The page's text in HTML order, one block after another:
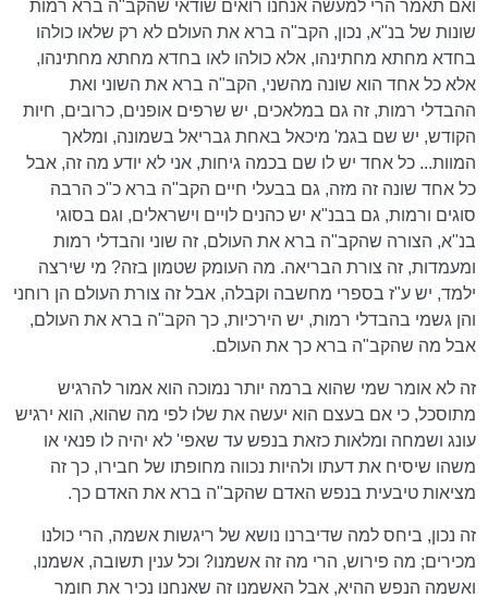
ואם תאמר הרי למעשה אנחנו רואים שודאי שהקב"ה ברא רמות
שונות של בנ"א, נכון, הקב"ה ברא את העולם לא רק שלאו כולהו
בחדא מחתא מחתינהו, אלא כולהו לאו בחדא מחתא מחתינהו,
אלא כל אחד הוא שונה מהשני, הקב"ה ברא את השוני ואת
ההבדלי רמות, זה גם במלאכים, יש שרפים אופנים, כרובים, חיות
הקודש, יש שם בגמ' מיכאל באחת גבריאל בשמונה, ומלאך
המוות... כל אחד יש לו שם בכמה גיחות, אני לא יודע מה זה, אבל
כל אחד שונה זה מזה, גם בבעלי חיים הקב"ה ברא כ"כ הרבה
סוגים ורמות, גם בבנ"א יש כהנים לויים וישראלים, וגם בסוגי
בנ"א, הצורה שהקב"ה ברא את העולם, זה שוני והבדלי רמות
ומעמדות, זה צורת הבריאה. מה העומק שטמון בזה? מי שירצה
ילמד, יש ע"ז בספרי מחשבה וקבלה, אבל זה צורת העולם הן רוחני
והן גשמי בהבדלי רמות, יש הירכיות, כך הקב"ה ברא את העולם,
אבל מה שהקב"ה ברא כך את העולם.
זה לא אומר שמי שהוא ברמה יותר נמוכה הוא אמור להרגיש
מתוסכל, כי אם בעצם הוא יעשה את שלו לפי מה שהוא, הוא ירגיש
עונג ושמחה ומלאות כזאת בנפש עד שאפי' לא יהיה לו פנאי או
משהו שיסיח את דעתו ולהיות נכווה מחופתו של חבירו, כך זה
מציאות טיבעית בנפש האדם שהקב"ה ברא את האדם כך.
זה נכון, ביחס למה שדיברנו נושא של ריגשות אשמה, הרי כולנו
מכירים; מה פירוש, הרי מה זה אשמנו? וכל ענין תשובה, אשמנו,
ואשמה הנפש ההיא, אבל האשמנו זה שאנחנו נכיר את חומר